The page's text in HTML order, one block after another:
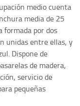
medio cuenta
media de 25
formada por dos
unidas entre ellas, y
Dispone de
de madera,
servicio de
pequeñas